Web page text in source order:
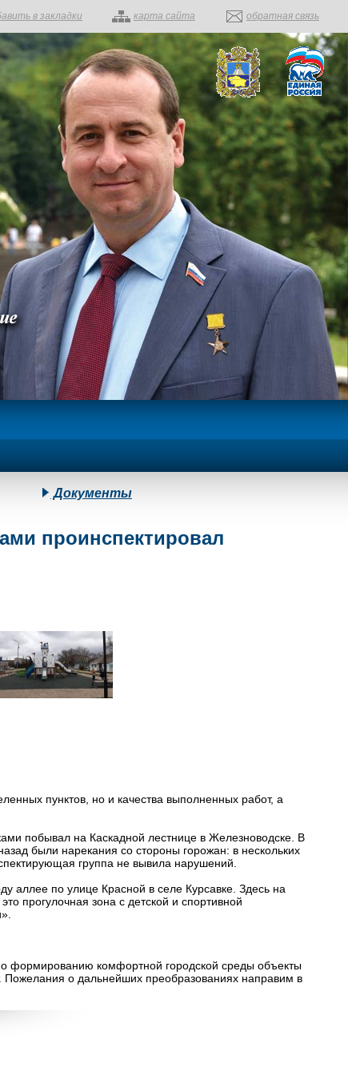
в закладки карта сайта обратная связь
Документы
проинспектировал
пунктов, но и качества выполненных работ, а
побывал на Каскадной лестнице в Железноводске. В
были нарекания со стороны горожан: в нескольких
группа не вывила нарушений.
аллее по улице Красной в селе Курсавке. Здесь на
прогулочная зона с детской и спортивной
формированию комфортной городской среды объекты
Пожелания о дальнейших преобразованиях направим в